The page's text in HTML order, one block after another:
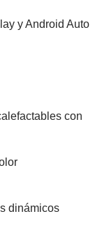
y Android Auto
con
dinámicos